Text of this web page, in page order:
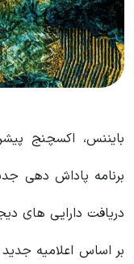
بایننس، اکسچنج
برنامه پاداش دهی
دریافت دارایی های
بر اساس اعلامیه